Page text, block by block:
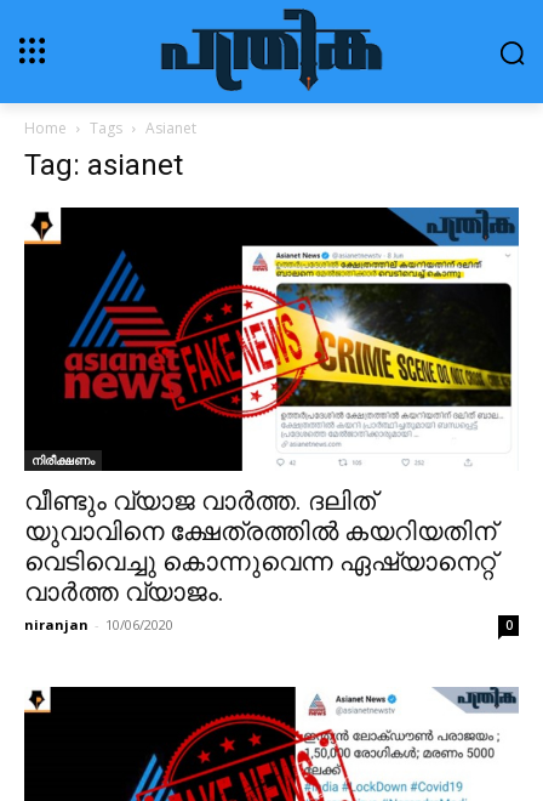
Home Tags Asianet
Tag: asianet
നിരീക്ഷണം
വീണ്ടും വ്യാജ വാർത്ത. ദലിത്
യുവാവിനെ ക്ഷേത്രത്തിൽ കയറിയതിന്
വെടിവെച്ചു കൊന്നുവെന്ന ഏഷ്യാനെറ്റ്
വാർത്ത വ്യാജം.
niranjan - 10/06/2020 0